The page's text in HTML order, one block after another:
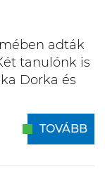
adták
tanulónk is
Dorka és
TOVÁBB